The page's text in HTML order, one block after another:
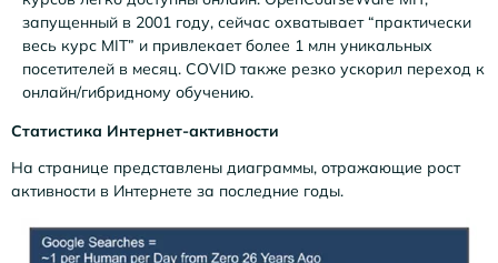
запущенный в 2001 году, сейчас охватывает “практически
весь курс MIT” и привлекает более 1 млн уникальных
посетителей в месяц. COVID также резко ускорил переход к
онлайн/гибридному обучению.
Статистика Интернет-активности
На странице представлены диаграммы, отражающие рост
активности в Интернете за последние годы.